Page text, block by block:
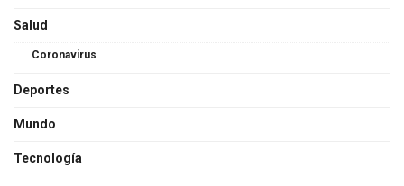
Salud
Coronavirus
Deportes
Mundo
Tecnología